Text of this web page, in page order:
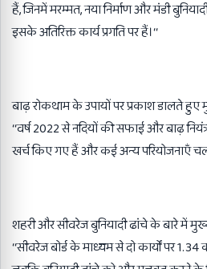
हैं, जिनमें मरम्मत, नया निर्माण और मंडी
इसके अतिरिक्त कार्य प्रगति पर हैं।‘‘
बाढ़ रोकथाम के उपायों पर प्रकाश डालते हुए
‘‘वर्ष 2022 से नदियों की सफाई और बाढ़
खर्च किए गए हैं और कई अन्य परियोजनाएँ चल
शहरी और सीवरेज बुनियादी ढांचे के बारे में
‘‘सीवरेज बोर्ड के माध्यम से दो कार्यों पर